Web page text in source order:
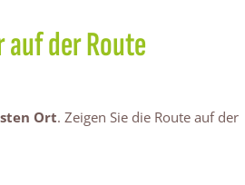
auf der Route
Ort. Zeigen Sie die Route auf der